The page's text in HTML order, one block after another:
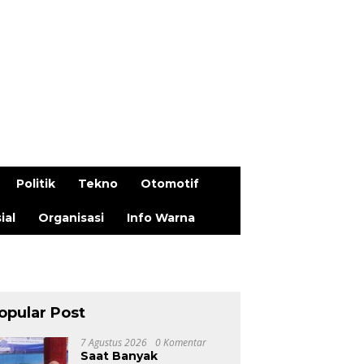
Politik Tekno Otomotif
Organisasi Info Warna
Post
7 Agustus 2026 0 Komentar
Saat Banyak